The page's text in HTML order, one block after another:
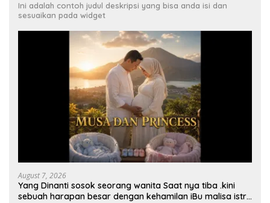
Ini adalah contoh judul deskripsi yang bisa anda isi dan
sesuaikan pada widget
August 7, 2026
Yang Dinanti sosok seorang wanita Saat nya tiba .kini
sebuah harapan besar dengan kehamilan iBu malisa istri